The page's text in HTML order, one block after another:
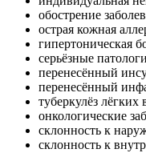
обострение
острая кожная
гипертоническая
серьёзные
перенесённый
перенесённый
туберкулёз
онкологические
склонность к
склонность к